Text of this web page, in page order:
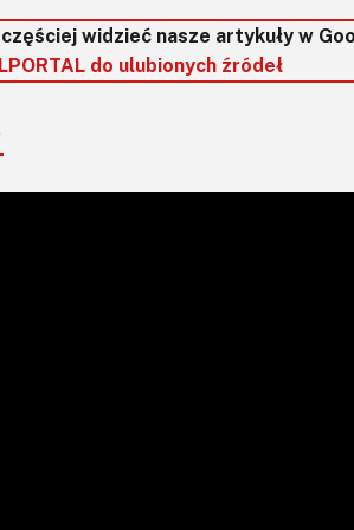
widzieć nasze artykuły w
do ulubionych źródeł